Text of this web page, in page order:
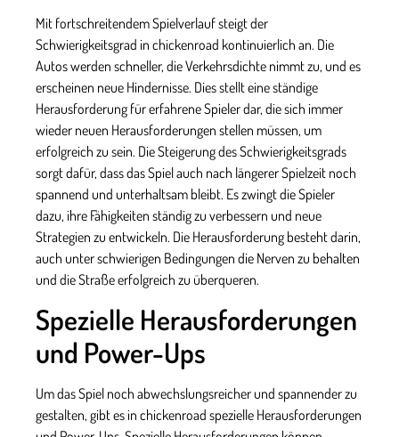
Mit fortschreitendem Spielverlauf steigt der
Schwierigkeitsgrad in chickenroad kontinuierlich an. Die
Autos werden schneller, die Verkehrsdichte nimmt zu, und es
erscheinen neue Hindernisse. Dies stellt eine ständige
Herausforderung für erfahrene Spieler dar, die sich immer
wieder neuen Herausforderungen stellen müssen, um
erfolgreich zu sein. Die Steigerung des Schwierigkeitsgrads
sorgt dafür, dass das Spiel auch nach längerer Spielzeit noch
spannend und unterhaltsam bleibt. Es zwingt die Spieler
dazu, ihre Fähigkeiten ständig zu verbessern und neue
Strategien zu entwickeln. Die Herausforderung besteht darin,
auch unter schwierigen Bedingungen die Nerven zu behalten
und die Straße erfolgreich zu überqueren.
Spezielle Herausforderungen
und Power-Ups
Um das Spiel noch abwechslungsreicher und spannender zu
gestalten, gibt es in chickenroad spezielle Herausforderungen